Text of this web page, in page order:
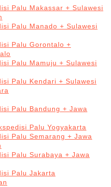
Palu Makassar + Sulawesi
Palu Manado + Sulawesi
Palu Gorontalo +
Palu Mamuju + Sulawesi
Palu Kendari + Sulawesi
Palu Bandung + Jawa
Palu Yogyakarta
Palu Semarang + Jawa
Palu Surabaya + Jawa
Palu Jakarta